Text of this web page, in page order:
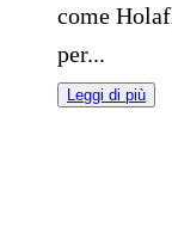
come
per...
Leggi di più